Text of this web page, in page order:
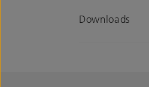
Downloads